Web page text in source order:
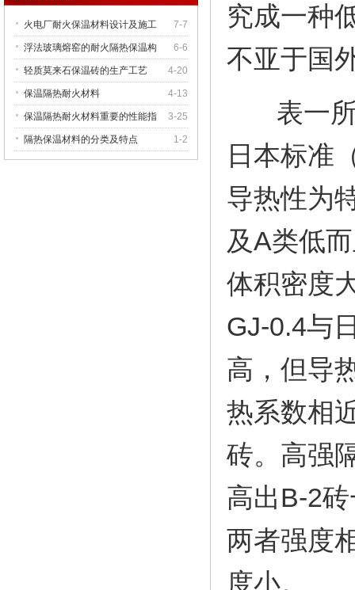
火电厂耐火保温材料设计及施工 7-7
浮法玻璃熔窑的耐火隔热保温构 6-6
轻质莫来石保温砖的生产工艺 4-20
保温隔热耐火材料 4-13
保温隔热耐火材料重要的性能指 3-25
隔热保温材料的分类及特点 1-2
究成一种
不亚于国
表一所
日本标准
导热性为
及A类低
体积密度
GJ-0.4与
高，但导
热系数相
砖。高强
高出B-2
两者强度
度小。